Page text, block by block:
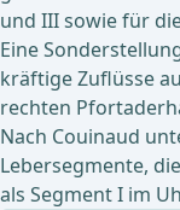
und III sowie für
Eine
kräftige Zuflüsse
rechten
Nach Couinaud
Lebersegmente,
als Segment I im